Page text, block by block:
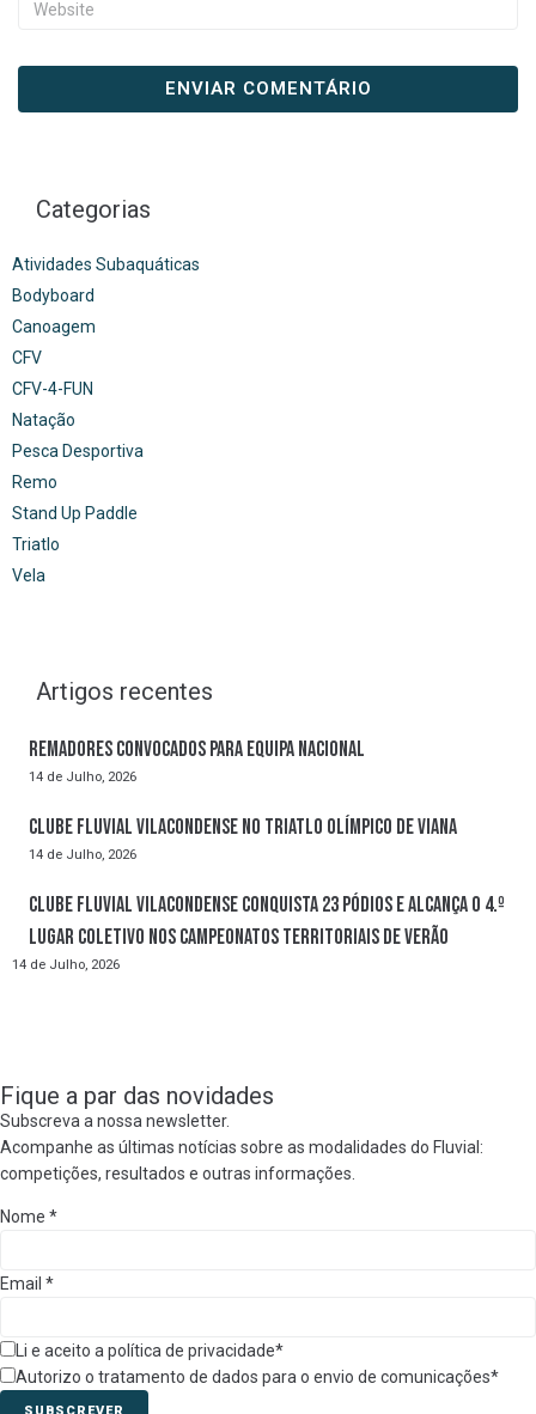
Categorias
Atividades Subaquáticas
Bodyboard
Canoagem
CFV
CFV-4-FUN
Natação
Pesca Desportiva
Remo
Stand Up Paddle
Triatlo
Vela
Artigos recentes
Remadores convocados para Equipa Nacional
14 de Julho, 2026
Clube Fluvial Vilacondense no Triatlo Olímpico de Viana
14 de Julho, 2026
Clube Fluvial Vilacondense conquista 23 pódios e alcança o 4.º
lugar coletivo nos Campeonatos Territoriais de Verão
14 de Julho, 2026
Fique a par das novidades
Subscreva a nossa newsletter.
Acompanhe as últimas notícias sobre as modalidades do Fluvial:
competições, resultados e outras informações.
Nome *
Email *
Li e aceito a política de privacidade*
Autorizo o tratamento de dados para o envio de comunicações*